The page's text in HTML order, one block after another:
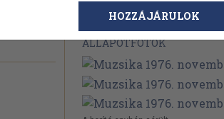
Megvásárolható
ÁLLAPOTFOTÓK
HOZZÁJÁRULOK